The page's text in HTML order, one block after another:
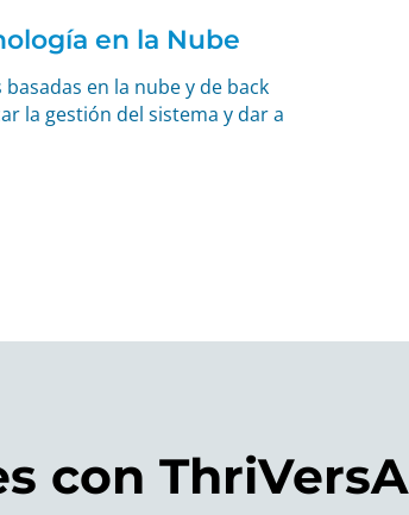
en la Nube
en la nube y de back
la gestión del sistema y dar a
con ThriVersA